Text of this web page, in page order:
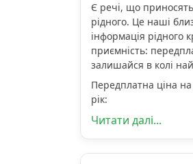
Є речі, що
рідного. Це наші
інформація рідного
приємність:
залишайся в колі
Передплатна ціна
рік:
Читати далі...